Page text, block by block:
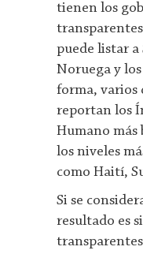
tienen los
puede listar
Noruega y los
forma, varios
reportan los
Humano más
los niveles
como Haití,
Si se
resultado es